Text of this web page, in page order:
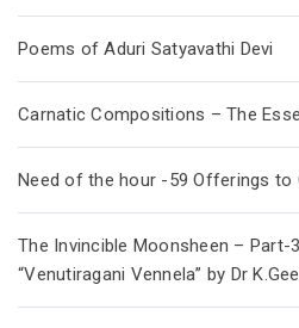
Poems of Aduri Satyavathi Devi
Carnatic Compositions – The
Need of the hour -59 Offerings to
The Invincible Moonsheen – Part-
“Venutiragani Vennela” by Dr